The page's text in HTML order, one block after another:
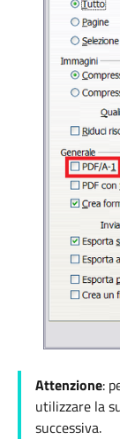
Attenzione:
utilizzare la
successiva.